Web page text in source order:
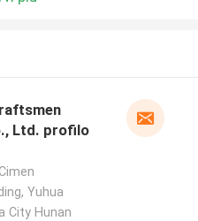
Ltd. profilo
Yuhua
City Hunan